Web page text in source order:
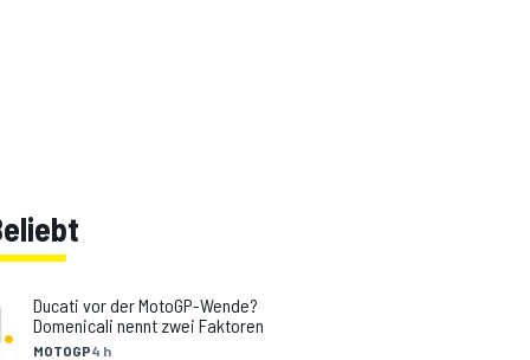
. MOTOGP4 h
Ducati vor der MotoGP-Wende?
Domenicali nennt zwei Faktoren